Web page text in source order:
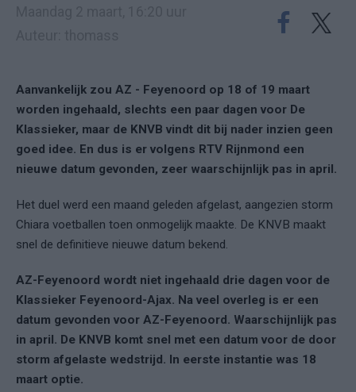
Aanvankelijk zou AZ - Feyenoord op 18 of 19 maart
worden ingehaald, slechts een paar dagen voor De
Klassieker, maar de KNVB vindt dit bij nader inzien geen
goed idee. En dus is er volgens RTV Rijnmond een
nieuwe datum gevonden, zeer waarschijnlijk pas in april.
Het duel werd een maand geleden afgelast, aangezien storm
Chiara voetballen toen onmogelijk maakte. De KNVB maakt
snel de definitieve nieuwe datum bekend.
AZ-Feyenoord wordt niet ingehaald drie dagen voor de
Klassieker Feyenoord-Ajax. Na veel overleg is er een
datum gevonden voor AZ-Feyenoord. Waarschijnlijk pas
in april. De KNVB komt snel met een datum voor de door
storm afgelaste wedstrijd. In eerste instantie was 18
maart optie.